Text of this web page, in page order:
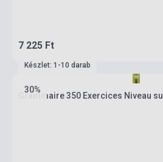
7 225 Ft
30%
Készlet: 1-10 darab
Grammaire 350 Exercices Niveau